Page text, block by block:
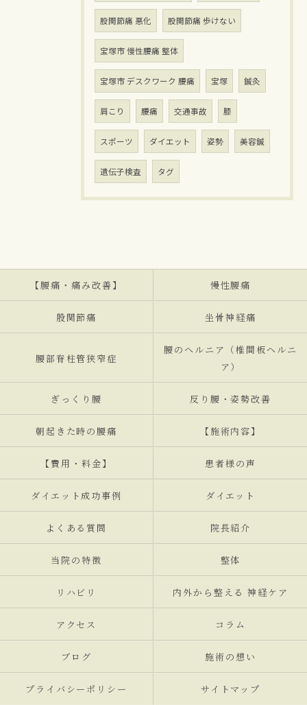
股関節痛 悪化 股関節痛 歩けない
宝塚市 慢性腰痛 整体
宝塚市 デスクワーク 腰痛 宝塚 鍼灸
肩こり 腰痛 交通事故 膝
スポーツ ダイエット 姿勢 美容鍼
遺伝子検査 タグ
【腰痛・痛み改善】 慢性腰痛
股関節痛 坐骨神経痛
腰部脊柱管狭窄症
腰のヘルニア（椎間板ヘルニ
ア）
ぎっくり腰 反り腰・姿勢改善
朝起きた時の腰痛 【施術内容】
【費用・料金】 患者様の声
ダイエット成功事例 ダイエット
よくある質問 院長紹介
当院の特徴 整体
リハビリ 内外から整える 神経ケア
アクセス コラム
ブログ 施術の想い
プライバシーポリシー サイトマップ